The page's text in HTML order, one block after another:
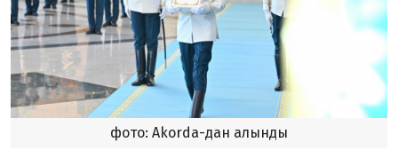
фото: Akorda-дан алынды